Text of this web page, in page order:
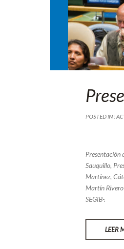
POSTED IN :
Presentación
Sauquillo,
Martínez,
Martín Rivero
SEGIB-.
LEER